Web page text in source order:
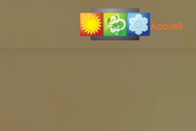
Accueil